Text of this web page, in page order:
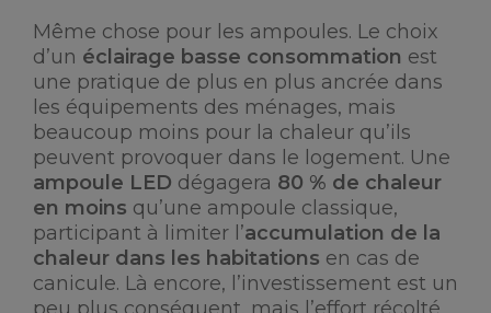
Même chose pour les ampoules. Le choix
d’un éclairage basse consommation est
une pratique de plus en plus ancrée dans
les équipements des ménages, mais
beaucoup moins pour la chaleur qu’ils
peuvent provoquer dans le logement. Une
ampoule LED dégagera 80 % de chaleur
en moins qu’une ampoule classique,
participant à limiter l’accumulation de la
chaleur dans les habitations en cas de
canicule. Là encore, l’investissement est un